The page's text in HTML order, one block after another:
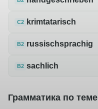
C2 krimtatarisch
B2 russischsprachig
B2 sachlich
Грамматика по теме